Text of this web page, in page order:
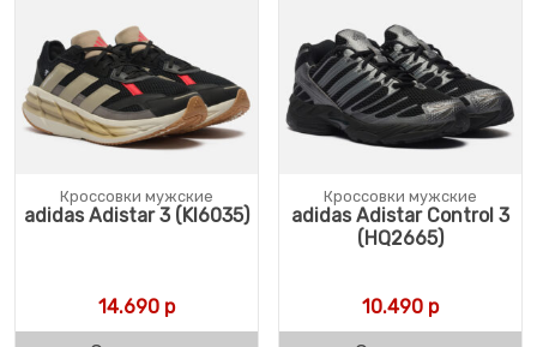
Кроссовки мужские
adidas Adistar 3 (KI6035)
14.690р
Кроссовки мужские
adidas Adistar Control 3
(HQ2665)
10.490 р